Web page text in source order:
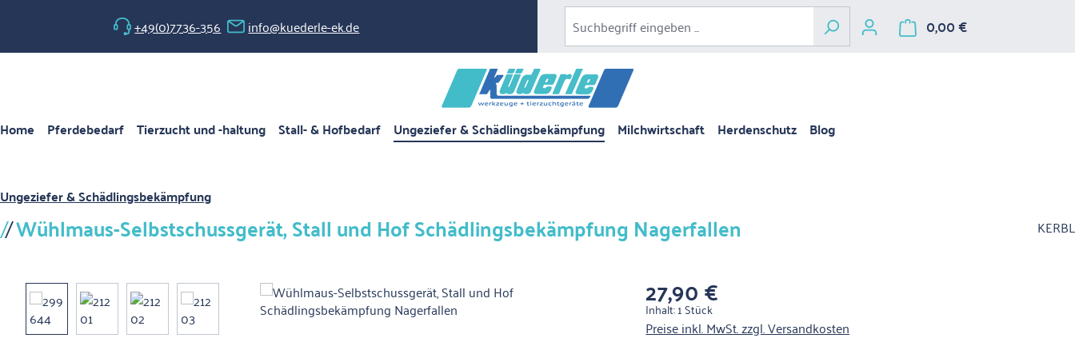
Hauptinhalt springen
Zur Hauptnavigation springen+49(0)7736-356 info@kuederle-ek.de 0,00 €Warenkorb
Home Pferdebedarf Tierzucht und -haltung Stall- & Hofbedarf Ungeziefer & Schädlingsbekämpfung Milchwirtschaft Herdenschutz Blog
Ungeziefer & Schädlingsbekämpfung
Wühlmaus-Selbstschussgerät, Stall und Hof Schädlingsbekämpfung Nagerfallen KERBL
Bildergalerie überspringen Regulärer Preis:
27,90 €
Inhalt:1 Stück
Preise inkl. MwSt. zzgl. Versandkosten